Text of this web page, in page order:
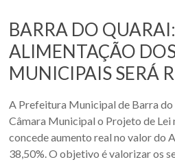
BARRA DO
ALIMENTAÇÃO
MUNICIPAIS SERÁ
A Prefeitura Municipal de Barra do
Câmara Municipal o Projeto de Lei
concede aumento real no valor do
38,50%. O objetivo é valorizar os